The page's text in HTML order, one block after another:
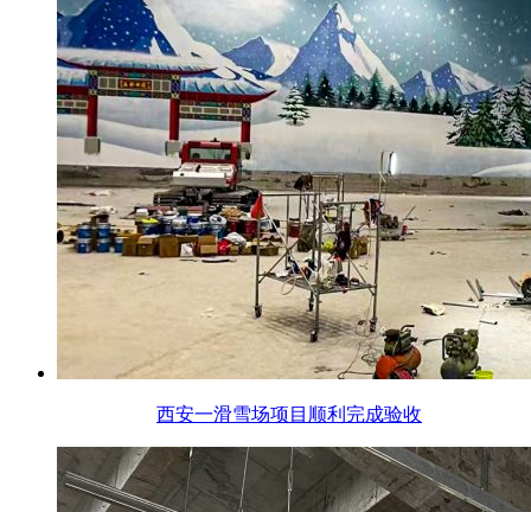
西安一滑雪场项目顺利完成验收